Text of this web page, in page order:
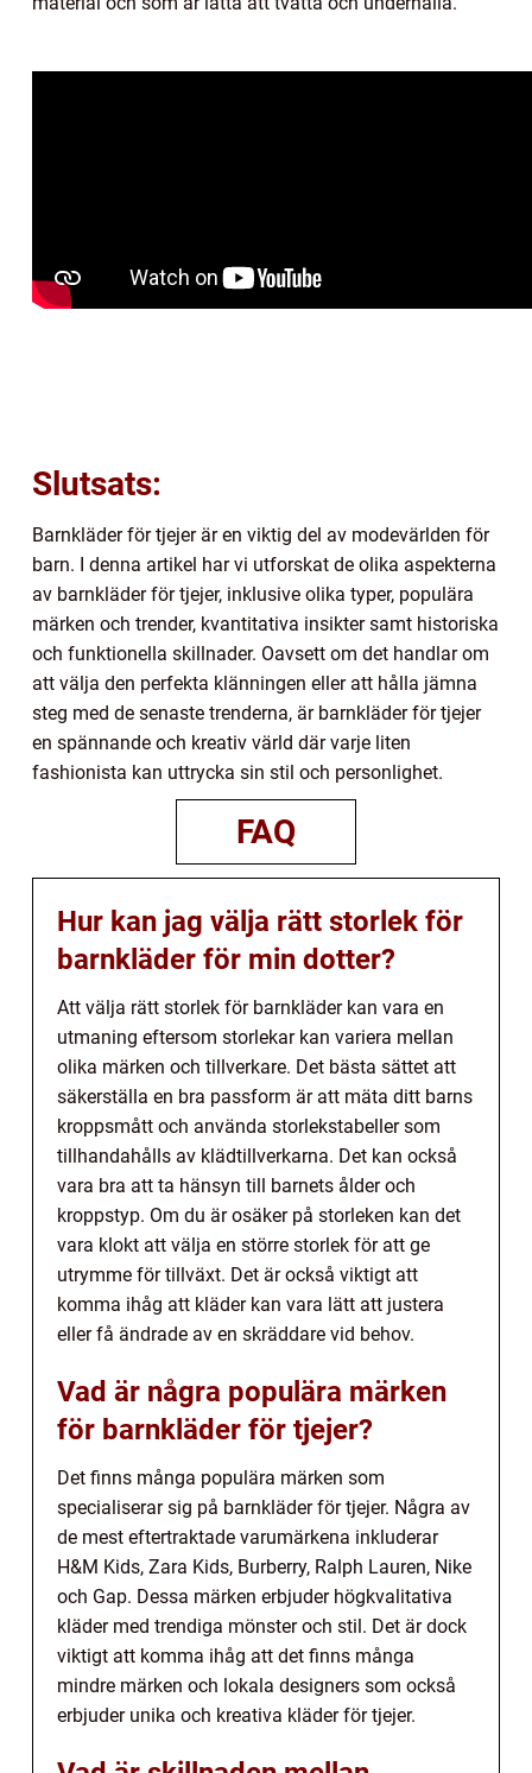
Slutsats:
Barnkläder för tjejer är en viktig del av modevärlden för
barn. I denna artikel har vi utforskat de olika aspekterna
av barnkläder för tjejer, inklusive olika typer, populära
märken och trender, kvantitativa insikter samt historiska
och funktionella skillnader. Oavsett om det handlar om
att välja den perfekta klänningen eller att hålla jämna
steg med de senaste trenderna, är barnkläder för tjejer
en spännande och kreativ värld där varje liten
fashionista kan uttrycka sin stil och personlighet.
FAQ
Hur kan jag välja rätt storlek för
barnkläder för min dotter?
Att välja rätt storlek för barnkläder kan vara en
utmaning eftersom storlekar kan variera mellan
olika märken och tillverkare. Det bästa sättet att
säkerställa en bra passform är att mäta ditt barns
kroppsmått och använda storlekstabeller som
tillhandahålls av klädtillverkarna. Det kan också
vara bra att ta hänsyn till barnets ålder och
kroppstyp. Om du är osäker på storleken kan det
vara klokt att välja en större storlek för att ge
utrymme för tillväxt. Det är också viktigt att
komma ihåg att kläder kan vara lätt att justera
eller få ändrade av en skräddare vid behov.
Vad är några populära märken
för barnkläder för tjejer?
Det finns många populära märken som
specialiserar sig på barnkläder för tjejer. Några av
de mest eftertraktade varumärkena inkluderar
H&M Kids, Zara Kids, Burberry, Ralph Lauren, Nike
och Gap. Dessa märken erbjuder högkvalitativa
kläder med trendiga mönster och stil. Det är dock
viktigt att komma ihåg att det finns många
mindre märken och lokala designers som också
erbjuder unika och kreativa kläder för tjejer.